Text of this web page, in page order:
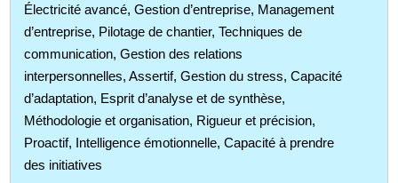
Électricité avancé, Gestion d’entreprise, Management
d’entreprise, Pilotage de chantier, Techniques de
communication, Gestion des relations
interpersonnelles, Assertif, Gestion du stress, Capacité
d’adaptation, Esprit d’analyse et de synthèse,
Méthodologie et organisation, Rigueur et précision,
Proactif, Intelligence émotionnelle, Capacité à prendre
des initiatives